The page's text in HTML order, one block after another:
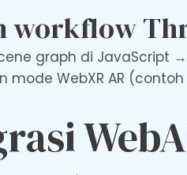
workflow
graph di JavaScript
mode WebXR AR